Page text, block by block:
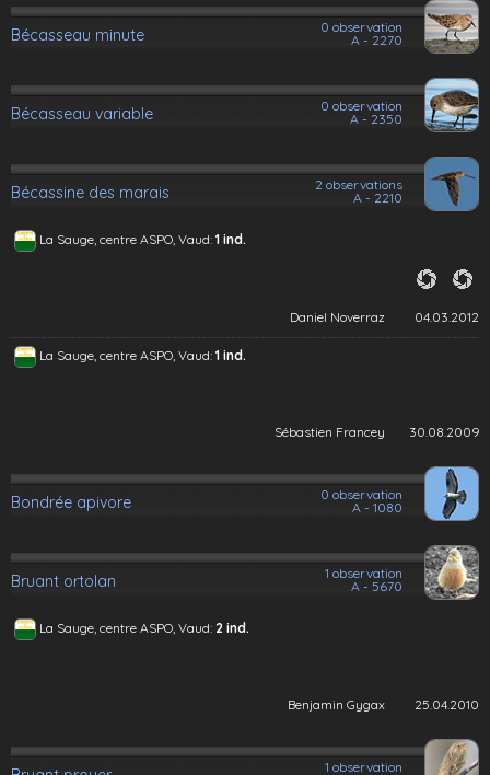
Bécasseau minute
0 observation
A - 2270
Bécasseau variable
0 observation
A - 2350
Bécassine des marais
2 observations
A - 2210
La Sauge, centre ASPO, Vaud: 1 ind.
Daniel Noverraz 04.03.2012
La Sauge, centre ASPO, Vaud: 1 ind.
Sébastien Francey 30.08.2009
Bondrée apivore
0 observation
A - 1080
Bruant ortolan
1 observation
A - 5670
La Sauge, centre ASPO, Vaud: 2 ind.
Benjamin Gygax 25.04.2010
1 observation